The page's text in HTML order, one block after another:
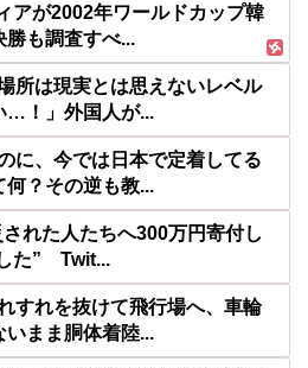
アが2002年ワールドカップ韓
勝も調査すべ...
所は現実とは思えないレベル
…！」外国人が...
に、今では日本で定着してる
何？その逆も教...
れた人たちへ300万円寄付し
た” Twit...
すれを抜けて飛行場へ、車輪
いまま胴体着陸...